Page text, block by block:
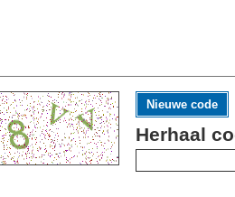
Nieuwe code
Herhaal